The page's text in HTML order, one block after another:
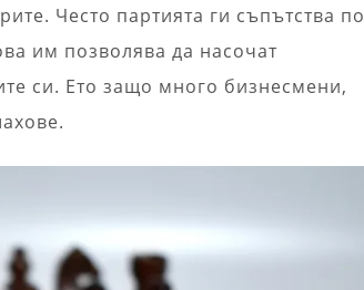
Често партията ги съпътства по
им позволява да насочат
си. Ето защо много бизнесмени,